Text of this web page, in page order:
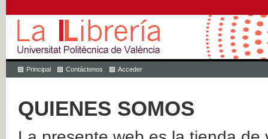
Principal Contáctenos Acceder
QUIENES SOMOS